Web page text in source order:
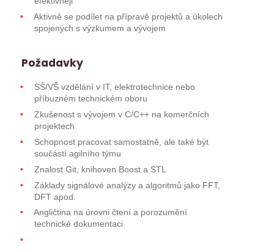
Aktivně se podílet na přípravě projektů a úkolech
spojených s výzkumem a vývojem
Požadavky
SŠ/VŠ vzdělání v IT, elektrotechnice nebo
příbuzném technickém oboru
Zkušenost s vývojem v C/C++ na komerčních
projektech
Schopnost pracovat samostatně, ale také být
součástí agilního týmu
Znalost Git, knihoven Boost a STL
Základy signálové analýzy a algoritmů jako FFT,
DFT apod.
Angličtina na úrovni čtení a porozumění
technické dokumentaci